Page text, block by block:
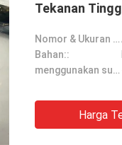
Tekanan
Nomor & Ukuran BAGIAN:
Bahan::
menggunakan suhu::
Harga